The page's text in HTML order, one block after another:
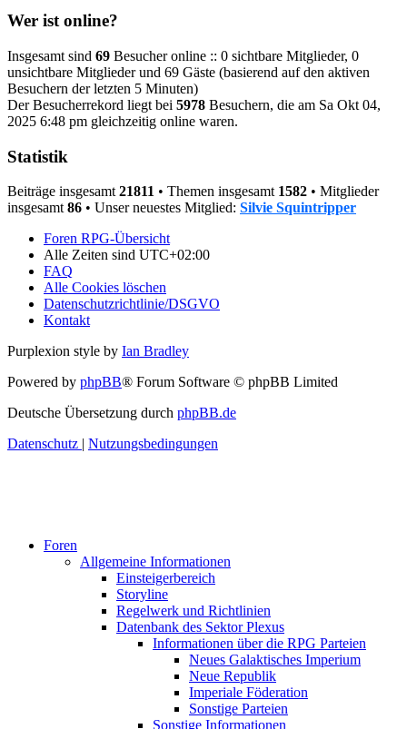
Wer ist online?
Insgesamt sind 69 Besucher online :: 0 sichtbare Mitglieder, 0
unsichtbare Mitglieder und 69 Gäste (basierend auf den aktiven
Besuchern der letzten 5 Minuten)
Der Besucherrekord liegt bei 5978 Besuchern, die am Sa Okt 04,
2025 6:48 pm gleichzeitig online waren.
Statistik
Beiträge insgesamt 21811 • Themen insgesamt 1582 • Mitglieder
insgesamt 86 • Unser neuestes Mitglied: Silvie Squintripper
Foren RPG-Übersicht
Alle Zeiten sind UTC+02:00
FAQ
Alle Cookies löschen
Datenschutzrichtlinie/DSGVO
Kontakt
Purplexion style by Ian Bradley
Powered by phpBB® Forum Software © phpBB Limited
Deutsche Übersetzung durch phpBB.de
Datenschutz | Nutzungsbedingungen
Foren
Allgemeine Informationen
Einsteigerbereich
Storyline
Regelwerk und Richtlinien
Datenbank des Sektor Plexus
Informationen über die RPG Parteien
Neues Galaktisches Imperium
Neue Republik
Imperiale Föderation
Sonstige Parteien
Sonstige Informationen